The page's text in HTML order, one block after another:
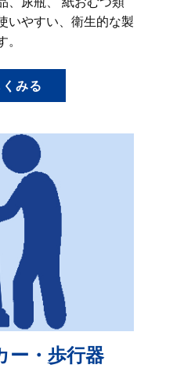
いやすい、衛生的な製
みる
ー・歩行器